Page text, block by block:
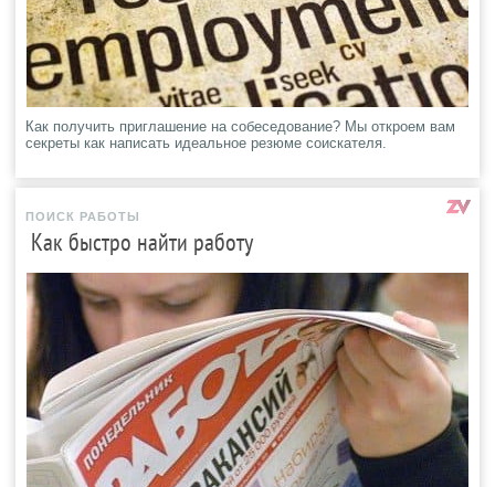
Как получить приглашение на собеседование? Мы откроем вам
секреты как написать идеальное резюме соискателя.
ПОИСК РАБОТЫ
Как быстро найти работу